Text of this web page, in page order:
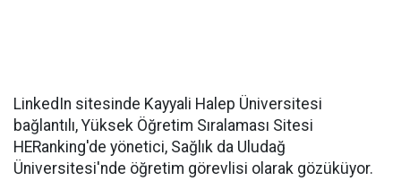
LinkedIn sitesinde Kayyali Halep Üniversitesi
bağlantılı, Yüksek Öğretim Sıralaması Sitesi
HERanking'de yönetici, Sağlık da Uludağ
Üniversitesi'nde öğretim görevlisi olarak gözüküyor.